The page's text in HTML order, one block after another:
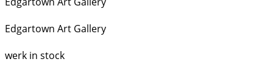
Edgartown Art Gallery
werk in stock